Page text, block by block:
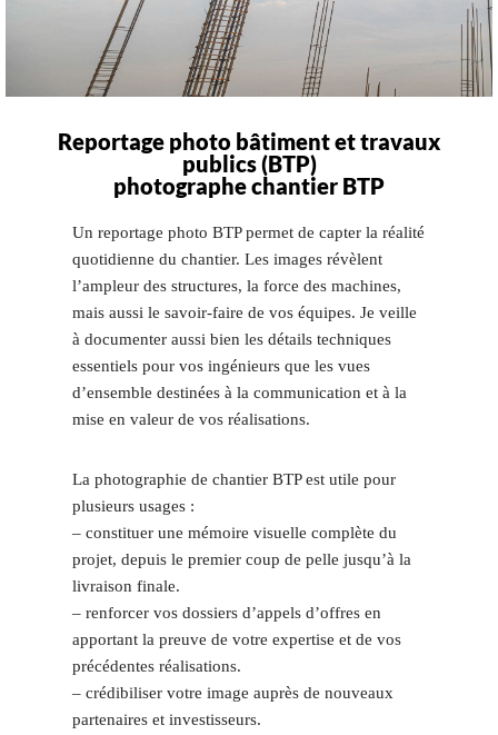
Reportage photo bâtiment et travaux
publics (BTP)
photographe chantier BTP
Un reportage photo BTP permet de capter la réalité
quotidienne du chantier. Les images révèlent
l’ampleur des structures, la force des machines,
mais aussi le savoir-faire de vos équipes. Je veille
à documenter aussi bien les détails techniques
essentiels pour vos ingénieurs que les vues
d’ensemble destinées à la communication et à la
mise en valeur de vos réalisations.
La photographie de chantier BTP est utile pour
plusieurs usages :
– constituer une mémoire visuelle complète du
projet, depuis le premier coup de pelle jusqu’à la
livraison finale.
– renforcer vos dossiers d’appels d’offres en
apportant la preuve de votre expertise et de vos
précédentes réalisations.
– crédibiliser votre image auprès de nouveaux
partenaires et investisseurs.